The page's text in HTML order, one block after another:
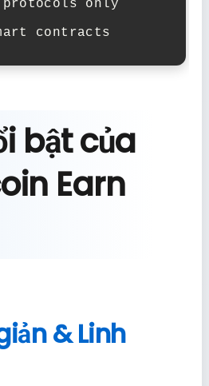
protocols only
contracts
bật của
Earn
& Linh